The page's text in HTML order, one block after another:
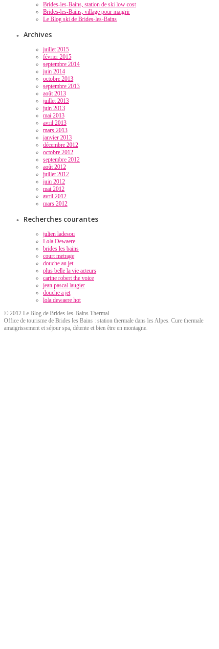
Brides-les-Bains, station de ski low cost
Brides-les-Bains, village pour maigrir
Le Blog ski de Brides-les-Bains
Archives
juillet 2015
février 2015
septembre 2014
juin 2014
octobre 2013
septembre 2013
août 2013
juillet 2013
juin 2013
mai 2013
avril 2013
mars 2013
janvier 2013
décembre 2012
octobre 2012
septembre 2012
août 2012
juillet 2012
juin 2012
mai 2012
avril 2012
mars 2012
Recherches courantes
julien ladesou
Lola Dewaere
brides les bains
court metrage
douche au jet
plus belle la vie acteurs
carine robert the voice
jean pascal laugier
douche a jet
lola dewaere hot
© 2012 Le Blog de Brides-les-Bains Thermal
Office de tourisme de Brides les Bains : station thermale dans les Alpes. Cure thermale
amaigrissement et séjour spa, détente et bien être en montagne.